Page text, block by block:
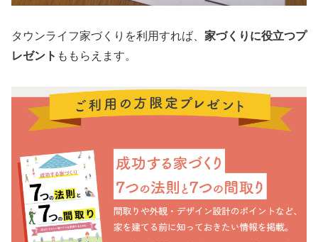
タウンライフ家づくりを利用すれば、 家づくりに役立つプ
レゼント ももらえます。